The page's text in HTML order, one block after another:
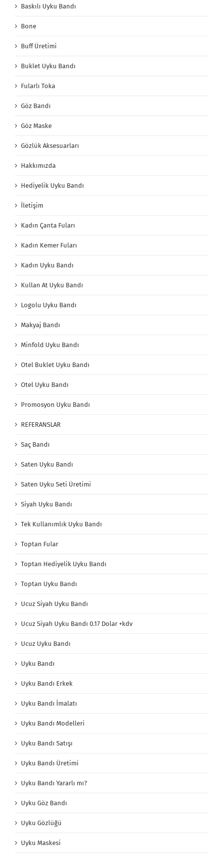
Baskılı Uyku Bandı
Bone
Buff Üretimi
Buklet Uyku Bandı
Fularlı Toka
Göz Bandı
Göz Maske
Gözlük Aksesuarları
Hakkımızda
Hediyelik Uyku Bandı
İletişim
Kadın Çanta Fuları
Kadın Kemer Fuları
Kadın Uyku Bandı
Kullan At Uyku Bandı
Logolu Uyku Bandı
Makyaj Bandı
Minfold Uyku Bandı
Otel Buklet Uyku Bandı
Otel Uyku Bandı
Promosyon Uyku Bandı
REFERANSLAR
Saç Bandı
Saten Uyku Bandı
Saten Uyku Seti Üretimi
Siyah Uyku Bandı
Tek Kullanımlık Uyku Bandı
Toptan Fular
Toptan Hediyelik Uyku Bandı
Toptan Uyku Bandı
Ucuz Siyah Uyku Bandı
Ucuz Siyah Uyku Bandı 0.17 Dolar +kdv
Ucuz Uyku Bandı
Uyku Bandı
Uyku Bandı Erkek
Uyku Bandı İmalatı
Uyku Bandı Modelleri
Uyku Bandı Satışı
Uyku Bandı Üretimi
Uyku Bandı Yararlı mı?
Uyku Göz Bandı
Uyku Gözlüğü
Uyku Maskesi